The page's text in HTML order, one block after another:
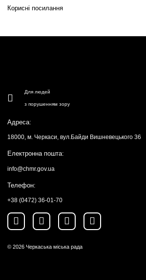
Корисні посилання
Для людей
з порушенням зору
Адреса:
18000, м. Черкаси, вул.Байди Вишневецького 36
Електронна пошта:
info@chmr.gov.ua
Телефон:
+38 (0472) 36-01-70
© 2026 Черкаська міська рада